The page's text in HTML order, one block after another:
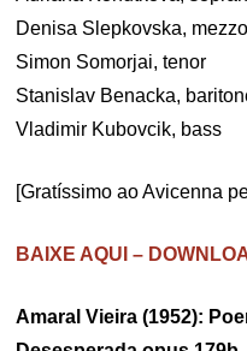
Denisa Slepkovska,
Simon Somorjai, tenor
Stanislav Benacka,
Vladimir Kubovcik, bass
[Gratíssimo ao Avicenna
BAIXE AQUI –
Amaral Vieira (1952):